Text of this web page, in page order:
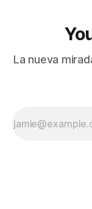
La nueva